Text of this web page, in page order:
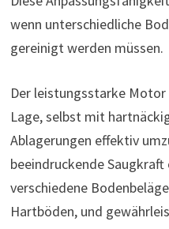
wenn unterschiedliche
gereinigt werden müssen.
Der leistungsstarke Motor
Lage, selbst mit
Ablagerungen effektiv
beeindruckende
verschiedene
Hartböden, und